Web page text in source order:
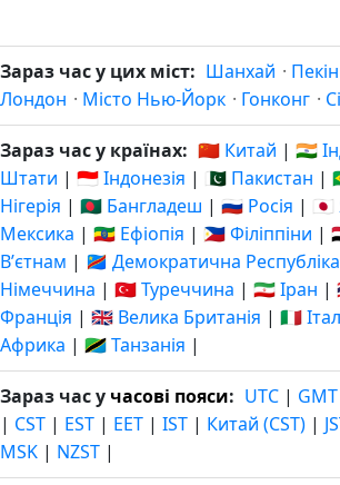
Зараз час у цих міст: Шанхай · Пекін
Лондон · Місто Нью-Йорк · Гонконг ·
Зараз час у країнах: 🇨🇳 Китай | 🇮🇳
Штати | 🇮🇩 Індонезія | 🇵🇰 Пакистан |
Нігерія | 🇧🇩 Бангладеш | 🇷🇺 Росія | 🇯🇵
Мексика | 🇪🇹 Ефіопія | 🇵🇭 Філіппіни |
Вʼєтнам | 🇨🇩 Демократична
Німеччина | 🇹🇷 Туреччина | 🇮🇷 Іран |
Франція | 🇬🇧 Велика Британія | 🇮🇹
Африка | 🇹🇿 Танзанія |
Зараз час у часові пояси: UTC | GMT
| CST | EST | EET | IST | Китай (CST) |
MSK | NZST |